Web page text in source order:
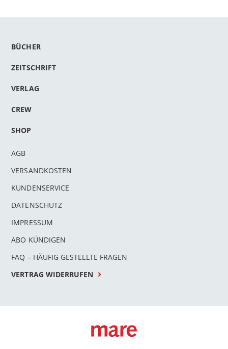
BÜCHER
ZEITSCHRIFT
VERLAG
CREW
SHOP
AGB
VERSANDKOSTEN
KUNDENSERVICE
DATENSCHUTZ
IMPRESSUM
ABO KÜNDIGEN
FAQ – HÄUFIG GESTELLTE FRAGEN
VERTRAG WIDERRUFEN